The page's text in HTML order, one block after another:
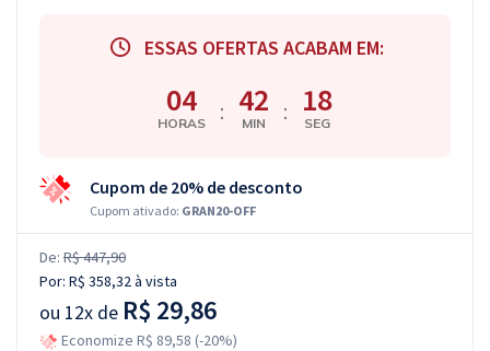
ESSAS OFERTAS ACABAM EM:
04
HORAS : 42
MIN : 17
SEG
Cupom de 20% de desconto
Cupom ativado: GRAN20-OFF
De: R$ 447,90
Por: R$ 358,32à vista
ou 12x de R$ 29,86
Economize R$ 89,58 (-20%)